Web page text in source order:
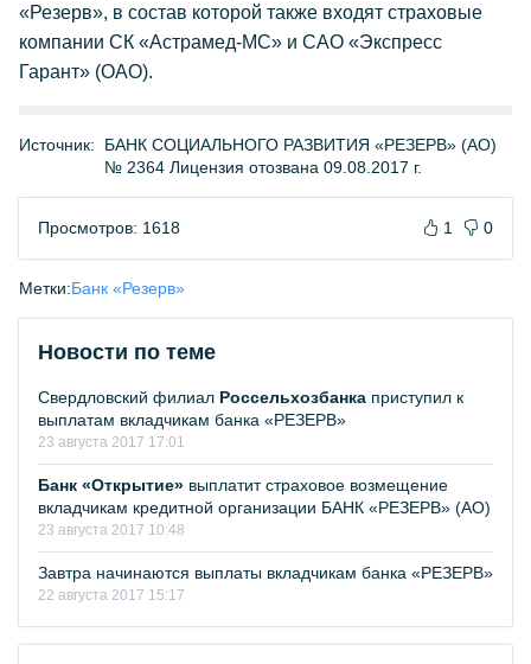
«Резерв», в состав которой также входят страховые
компании СК «Астрамед-МС» и САО «Экспресс
Гарант» (ОАО).
Источник:
БАНК СОЦИАЛЬНОГО РАЗВИТИЯ «РЕЗЕРВ» (АО)
№ 2364 Лицензия отозвана 09.08.2017 г.
Просмотров: 1618 1 0
Метки:Банк «Резерв»
Новости по теме
Свердловский филиал Россельхозбанка приступил к
выплатам вкладчикам банка «РЕЗЕРВ»
23 августа 2017 17:01
Банк «Открытие» выплатит страховое возмещение
вкладчикам кредитной организации БАНК «РЕЗЕРВ» (АО)
23 августа 2017 10:48
Завтра начинаются выплаты вкладчикам банка «РЕЗЕРВ»
22 августа 2017 15:17